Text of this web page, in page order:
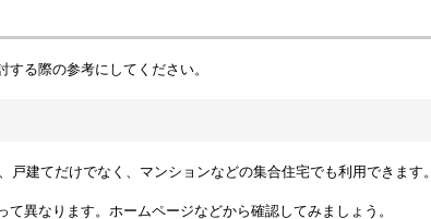
る際の参考にしてください。
戸建てだけでなく、マンションなどの集合住宅でも利用できます。
異なります。ホームページなどから確認してみましょう。